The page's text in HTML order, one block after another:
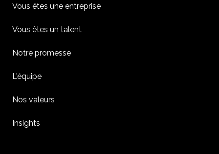
Vous êtes une entreprise
Vous êtes un talent
Notre promesse
L'équipe
Nos valeurs
Insights